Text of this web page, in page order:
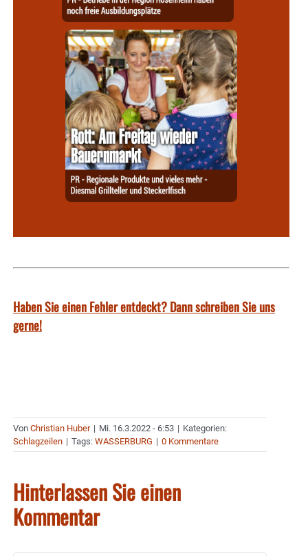
Haben Sie einen Fehler entdeckt? Dann schreiben Sie uns
gerne!
Von Christian Huber | Mi. 16.3.2022 - 6:53 | Kategorien:
Schlagzeilen | Tags: WASSERBURG | 0 Kommentare
Hinterlassen Sie einen
Kommentar